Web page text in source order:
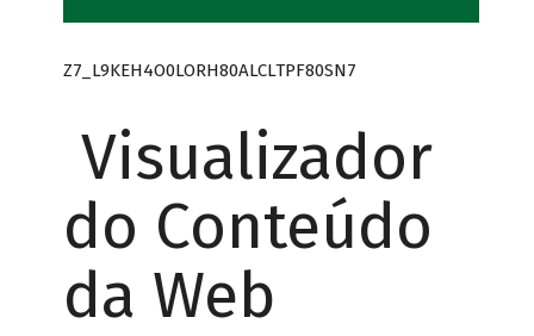
Z7_L9KEH4O0LORH80ALCLTPF80SN7
Visualizador
do Conteúdo
da Web